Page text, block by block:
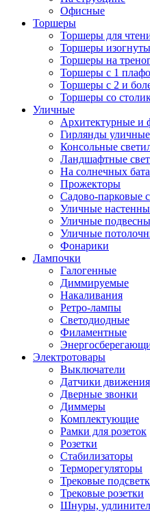
Офисные
Торшеры
Торшеры для
Торшеры
Торшеры на
Торшеры с 1
Торшеры с 2 и
Торшеры со
Уличные
Архитектурные и
Гирлянды уличные
Консольные
Ландшафтные
На солнечных
Прожекторы
Садово-парковые
Уличные
Уличные
Уличные
Фонарики
Лампочки
Галогенные
Диммируемые
Накаливания
Ретро-лампы
Светодиодные
Филаментные
Электротовары
Выключатели
Датчики движения
Дверные звонки
Диммеры
Комплектующие
Рамки для розеток
Розетки
Стабилизаторы
Терморегуляторы
Трековые
Трековые розетки
Шнуры,